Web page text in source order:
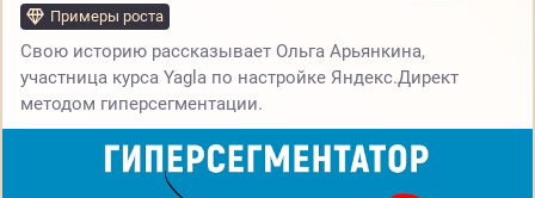
Примеры роста
Свою историю рассказывает Ольга Арьянкина,
участница курса Yagla по настройке Яндекс.Директ
методом гиперсегментации.